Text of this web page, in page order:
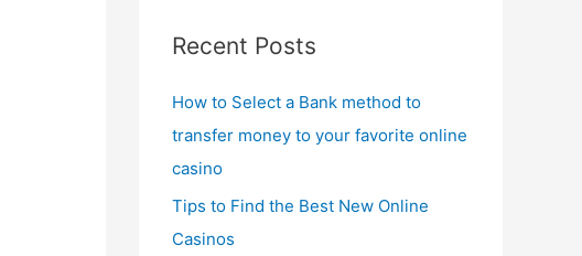
h
Recent Posts
How to Select a Bank method to
transfer money to your favorite online
casino
Tips to Find the Best New Online
Casinos